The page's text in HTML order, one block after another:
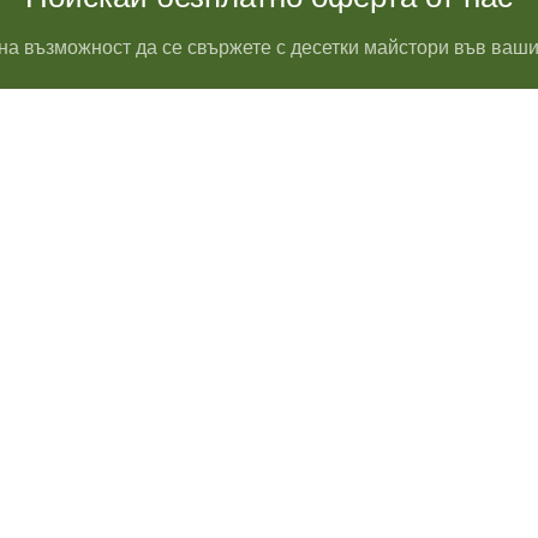
възможност да се свържете с десетки майстори във